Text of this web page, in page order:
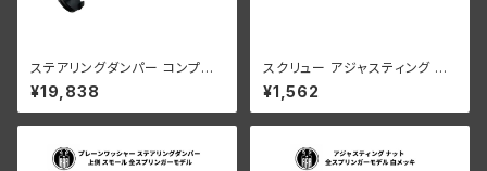
ステアリングダンパー コンプリ
ート ハーレー 1946-48年 ビッ
グツイン
¥19,838
スクリュー アジャスティング ス
テアリングダンパー ハーレーダ
ビッドソン 1937-52年 WL G
白メッキ
¥1,562